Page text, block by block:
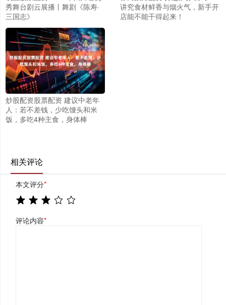
秀舞台剧云展播丨舞剧《陈寿·
三国志》
讲究食材鲜香与烟火气，新手开
店能不能干得起来！
炒股配资股票配资 建议中老年
人：若不差钱，少吃馒头和米
饭，多吃4种主食，身体棒
相关评论
本文评分*
评论内容*